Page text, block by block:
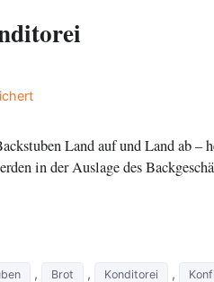
Land auf und Land ab –
in der Auslage des
, Brot , Konditorei ,